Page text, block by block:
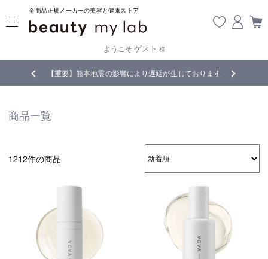
全商品正規メーカーの美容と健康ストア
ようこそ ゲスト 様
おります 全商品正規メーカー流通商品
商品一覧
1212件の商品